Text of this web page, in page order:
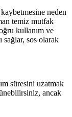
neden
temiz mutfak
kullanım ve
sağlar, sos olarak
süresini uzatmak
ancak